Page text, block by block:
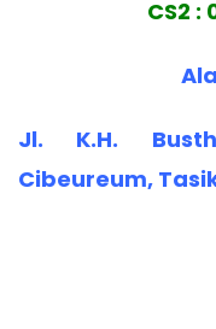
CS2 :
Jl. K.H.
Cibeureum,